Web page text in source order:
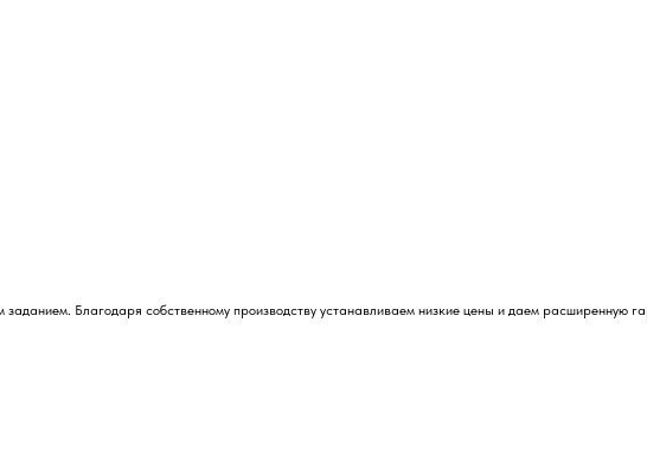
заданием. Благодаря собственному производству устанавливаем низкие цены и даем расширенную